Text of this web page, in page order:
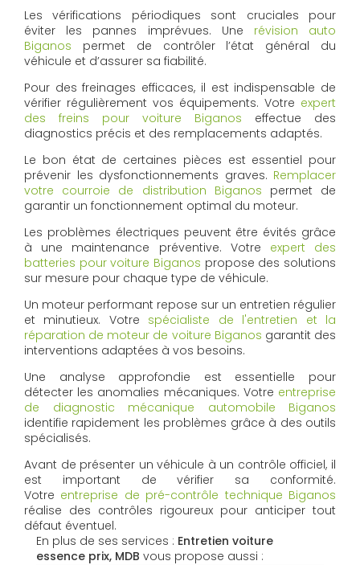
Les vérifications périodiques sont cruciales pour
éviter les pannes imprévues. Une révision auto
Biganos permet de contrôler l’état général du
véhicule et d’assurer sa fiabilité.
Pour des freinages efficaces, il est indispensable de
vérifier régulièrement vos équipements. Votre expert
des freins pour voiture Biganos effectue des
diagnostics précis et des remplacements adaptés.
Le bon état de certaines pièces est essentiel pour
prévenir les dysfonctionnements graves. Remplacer
votre courroie de distribution Biganos permet de
garantir un fonctionnement optimal du moteur.
Les problèmes électriques peuvent être évités grâce
à une maintenance préventive. Votre expert des
batteries pour voiture Biganos propose des solutions
sur mesure pour chaque type de véhicule.
Un moteur performant repose sur un entretien régulier
et minutieux. Votre spécialiste de l'entretien et la
réparation de moteur de voiture Biganos garantit des
interventions adaptées à vos besoins.
Une analyse approfondie est essentielle pour
détecter les anomalies mécaniques. Votre entreprise
de diagnostic mécanique automobile Biganos
identifie rapidement les problèmes grâce à des outils
spécialisés.
Avant de présenter un véhicule à un contrôle officiel, il
est important de vérifier sa conformité.
Votre entreprise de pré-contrôle technique Biganos
réalise des contrôles rigoureux pour anticiper tout
défaut éventuel.
En plus de ses services : Entretien voiture
essence prix, MDB vous propose aussi :